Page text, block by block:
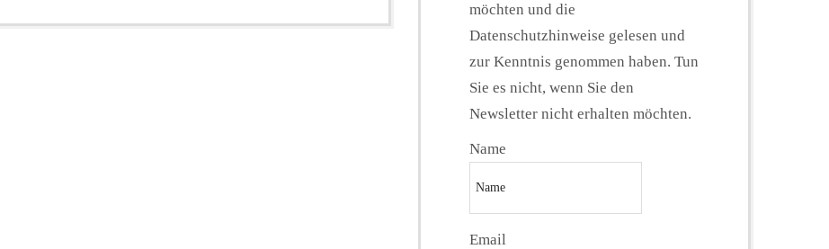
möchten und die
Datenschutzhinweise gelesen und
zur Kenntnis genommen haben. Tun
Sie es nicht, wenn Sie den
Newsletter nicht erhalten möchten.
Name
Email